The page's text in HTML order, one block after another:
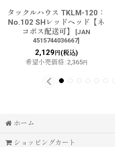
タックルハウス TKLM-120：
No.102 SHレッドヘッド【ネ
コポス配送可】
[JAN
4515744036667]
2,129円(税込)
希望小売価格: 2,365円
ホーム
ショッピングカート